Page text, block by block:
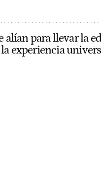
alían para llevar la
experiencia